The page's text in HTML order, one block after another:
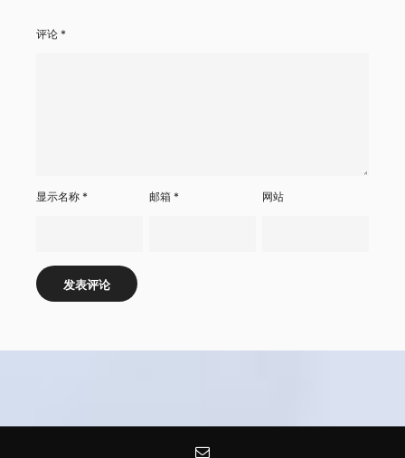
评论 *
显示名称 * 邮箱* 网站